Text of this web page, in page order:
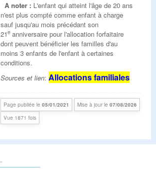
A noter : L'enfant qui atteint l'âge de 20 ans
n'est plus compté comme enfant à charge
sauf jusqu'au mois précédant son
21e anniversaire pour l'allocation forfaitaire
dont peuvent bénéficier les familles d'au
moins 3 enfants de l'enfant à certaines
conditions.
Sources et lien: Allocations familiales
Page publiée le 05/01/2021 Mise à jour le 07/08/2026
Vue 1871 fois